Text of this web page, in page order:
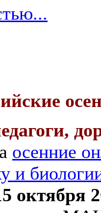
осенние
и
октября